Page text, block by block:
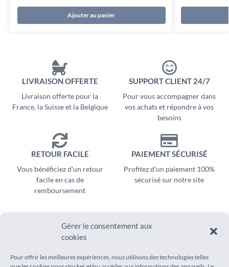
Gérer le consentement aux
cookies
Pour offrir les meilleures expériences, nous utilisons des technologies telles
Ajouter au panier
LIVRAISON OFFERTE
Livraison offerte pour la
France, la Suisse et la Belgique
SUPPORT CLIENT 24/7
Pour vous accompagner dans
vos achats et répondre à vos
besoins
RETOUR FACILE
Vous bénéficiez d'un retour
facile en cas de
remboursement
PAIEMENT SÉCURISÉ
Profitez d'un paiement 100%
sécurisé sur notre site